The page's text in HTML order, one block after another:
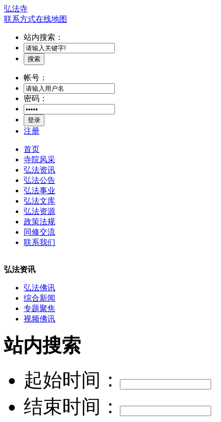
弘法寺
联系方式在线地图
站内搜索：
搜索
帐号：
密码：
登录
注册
首页
寺院风采
弘法资讯
弘法公告
弘法事业
弘法文库
弘法资源
政策法规
同修交流
联系我们
弘法资讯
弘法佛讯
综合新闻
专题聚焦
视频佛讯
站内搜索
起始时间：
结束时间：